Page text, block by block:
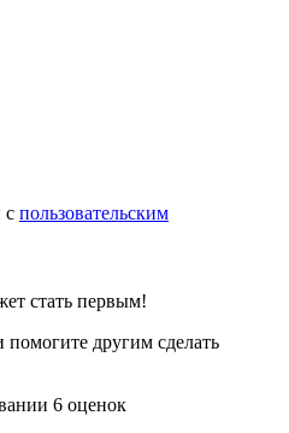
с пользовательским
стать первым!
другим сделать
6 оценок